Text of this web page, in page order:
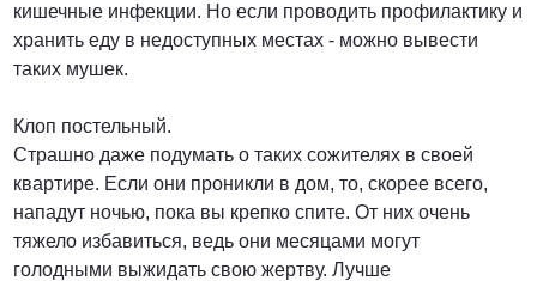
кишечные инфекции. Но если проводить профилактику и
хранить еду в недоступных местах - можно вывести
таких мушек.
Клоп постельный.
Страшно даже подумать о таких сожителях в своей
квартире. Если они проникли в дом, то, скорее всего,
нападут ночью, пока вы крепко спите. От них очень
тяжело избавиться, ведь они месяцами могут
голодными выжидать свою жертву. Лучше